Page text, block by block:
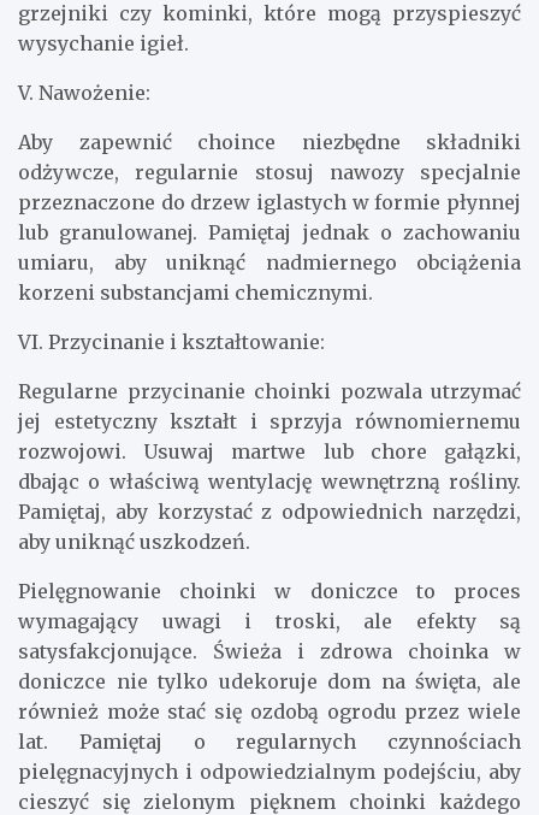
grzejniki czy kominki, które mogą przyspieszyć
wysychanie igieł.
V. Nawożenie:
Aby zapewnić choince niezbędne składniki
odżywcze, regularnie stosuj nawozy specjalnie
przeznaczone do drzew iglastych w formie płynnej
lub granulowanej. Pamiętaj jednak o zachowaniu
umiaru, aby uniknąć nadmiernego obciążenia
korzeni substancjami chemicznymi.
VI. Przycinanie i kształtowanie:
Regularne przycinanie choinki pozwala utrzymać
jej estetyczny kształt i sprzyja równomiernemu
rozwojowi. Usuwaj martwe lub chore gałązki,
dbając o właściwą wentylację wewnętrzną rośliny.
Pamiętaj, aby korzystać z odpowiednich narzędzi,
aby uniknąć uszkodzeń.
Pielęgnowanie choinki w doniczce to proces
wymagający uwagi i troski, ale efekty są
satysfakcjonujące. Świeża i zdrowa choinka w
doniczce nie tylko udekoruje dom na święta, ale
również może stać się ozdobą ogrodu przez wiele
lat. Pamiętaj o regularnych czynnościach
pielęgnacyjnych i odpowiedzialnym podejściu, aby
cieszyć się zielonym pięknem choinki każdego